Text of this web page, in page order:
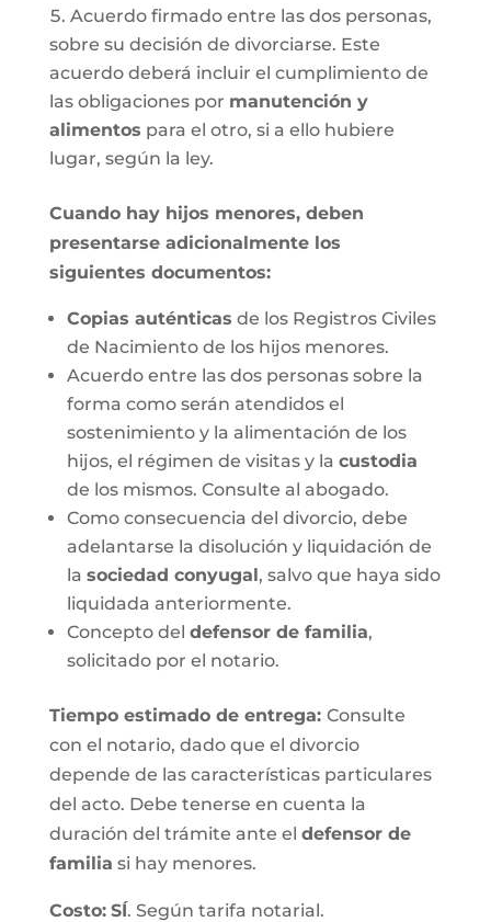
Acuerdo firmado entre las dos personas,
sobre su decisión de divorciarse. Este
acuerdo deberá incluir el cumplimiento de
las obligaciones por manutención y
alimentos para el otro, si a ello hubiere
lugar, según la ley.
Cuando hay hijos menores, deben
presentarse adicionalmente los
siguientes documentos:
Copias auténticas de los Registros Civiles
de Nacimiento de los hijos menores.
Acuerdo entre las dos personas sobre la
forma como serán atendidos el
sostenimiento y la alimentación de los
hijos, el régimen de visitas y la custodia
de los mismos. Consulte al abogado.
Como consecuencia del divorcio, debe
adelantarse la disolución y liquidación de
la sociedad conyugal, salvo que haya sido
liquidada anteriormente.
Concepto del defensor de familia,
solicitado por el notario.
Tiempo estimado de entrega: Consulte
con el notario, dado que el divorcio
depende de las características particulares
del acto. Debe tenerse en cuenta la
duración del trámite ante el defensor de
familia si hay menores.
Costo: SÍ. Según tarifa notarial.